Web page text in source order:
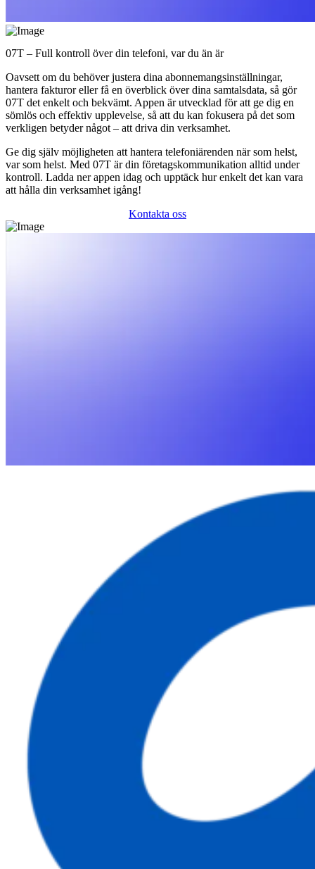
07T – Full kontroll över din telefoni, var du än är
Oavsett om du behöver justera dina abonnemangsinställningar,
hantera fakturor eller få en överblick över dina samtalsdata, så gör
07T det enkelt och bekvämt. Appen är utvecklad för att ge dig en
sömlös och effektiv upplevelse, så att du kan fokusera på det som
verkligen betyder något – att driva din verksamhet.
Ge dig själv möjligheten att hantera telefoniärenden när som helst,
var som helst. Med 07T är din företagskommunikation alltid under
kontroll. Ladda ner appen idag och upptäck hur enkelt det kan vara
att hålla din verksamhet igång!
Kontakta oss